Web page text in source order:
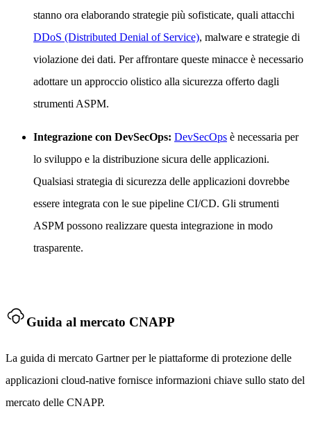
stanno ora elaborando strategie più sofisticate, quali attacchi
DDoS (Distributed Denial of Service), malware e strategie di
violazione dei dati. Per affrontare queste minacce è necessario
adottare un approccio olistico alla sicurezza offerto dagli
strumenti ASPM.
Integrazione con DevSecOps: DevSecOps è necessaria per
lo sviluppo e la distribuzione sicura delle applicazioni.
Qualsiasi strategia di sicurezza delle applicazioni dovrebbe
essere integrata con le sue pipeline CI/CD. Gli strumenti
ASPM possono realizzare questa integrazione in modo
trasparente.
Guida al mercato CNAPP
La guida di mercato Gartner per le piattaforme di protezione delle
applicazioni cloud-native fornisce informazioni chiave sullo stato del
mercato delle CNAPP.